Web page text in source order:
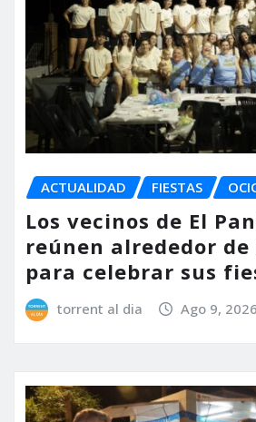
ACTUALIDAD FIESTAS
Los vecinos de El
reúnen alrededor
para celebrar sus
torrent al dia Ago 9, 2026